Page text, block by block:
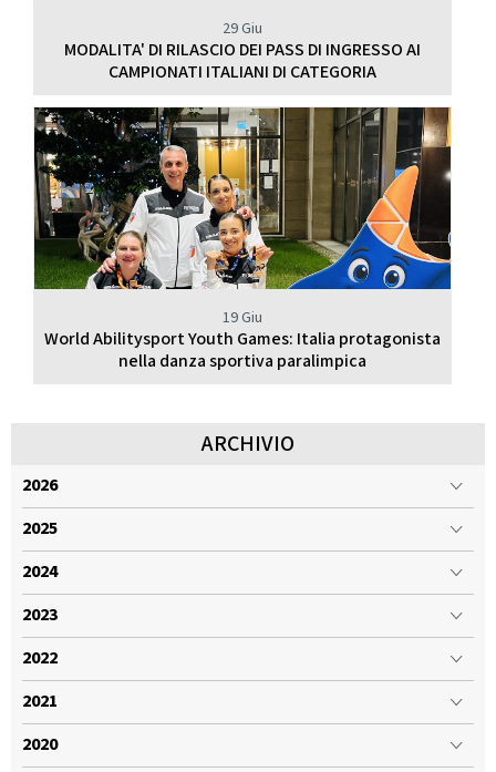
29 Giu
MODALITA' DI RILASCIO DEI PASS DI INGRESSO AI
CAMPIONATI ITALIANI DI CATEGORIA
19 Giu
World Abilitysport Youth Games: Italia protagonista
nella danza sportiva paralimpica
ARCHIVIO
2026
2025
2024
2023
2022
2021
2020